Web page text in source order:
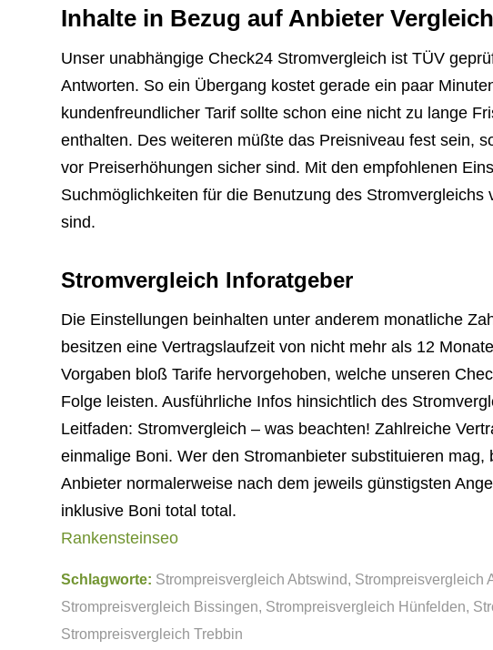
Inhalte in Bezug auf Anbieter Vergleich
Unser unabhängige Check24 Stromvergleich ist TÜV
Antworten. So ein Übergang kostet gerade ein paar
kundenfreundlicher Tarif sollte schon eine nicht zu lange
enthalten. Des weiteren müßte das Preisniveau fest sein,
vor Preiserhöhungen sicher sind. Mit den empfohlenen
Suchmöglichkeiten für die Benutzung des
sind.
Stromvergleich Inforatgeber
Die Einstellungen beinhalten unter anderem monatliche
besitzen eine Vertragslaufzeit von nicht mehr als 12
Vorgaben bloß Tarife hervorgehoben, welche unseren
Folge leisten. Ausführliche Infos hinsichtlich des
Leitfaden: Stromvergleich – was beachten! Zahlreiche
einmalige Boni. Wer den Stromanbieter substituieren
Anbieter normalerweise nach dem jeweils günstigsten
inklusive Boni total total.
Rankensteinseo
Schlagworte: Strompreisvergleich Abtswind, Strompreisvergleich
Strompreisvergleich Bissingen, Strompreisvergleich Hünfelden,
Strompreisvergleich Trebbin